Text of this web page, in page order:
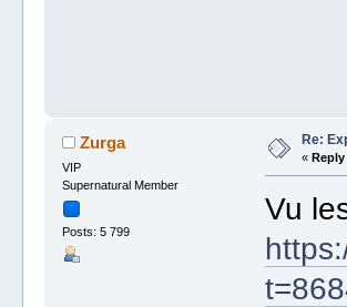
Zurga
VIP
Supernatural Member
Posts: 5 799
Re:
« Reply
Vu